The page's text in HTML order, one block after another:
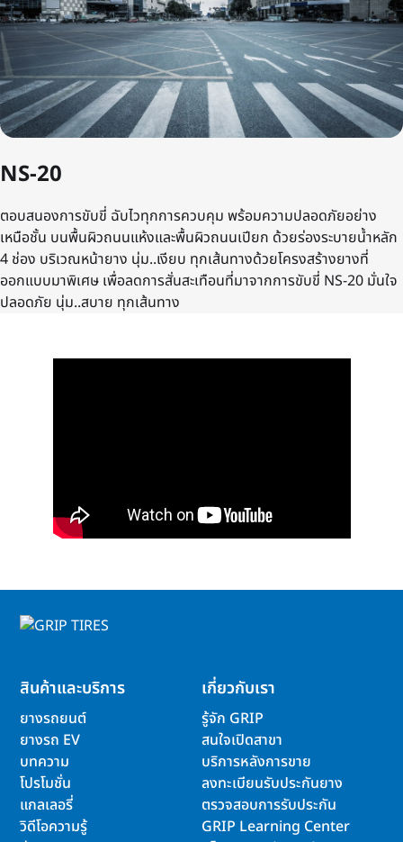
NS-20
ตอบสนองการขับขี่ ฉับไวทุกการควบคุม พร้อมความปลอดภัยอย่าง
เหนือชั้น บนพื้นผิวถนนแห้งและพื้นผิวถนนเปียก ด้วยร่องระบายน้ำหลัก
4 ช่อง บริเวณหน้ายาง นุ่ม..เงียบ ทุกเส้นทางด้วยโครงสร้างยางที่
ออกแบบมาพิเศษ เพื่อลดการสั่นสะเทือนที่มาจากการขับขี่ NS-20 มั่นใจ
ปลอดภัย นุ่ม..สบาย ทุกเส้นทาง
สินค้าและบริการ
ยางรถยนต์
ยางรถ EV
บทความ
โปรโมชั่น
แกลเลอรี่
วิดีโอความรู้
เกี่ยวกับเรา
รู้จัก GRIP
สนใจเปิดสาขา
บริการหลังการขาย
ลงทะเบียนรับประกันยาง
ตรวจสอบการรับประกัน
GRIP Learning Center